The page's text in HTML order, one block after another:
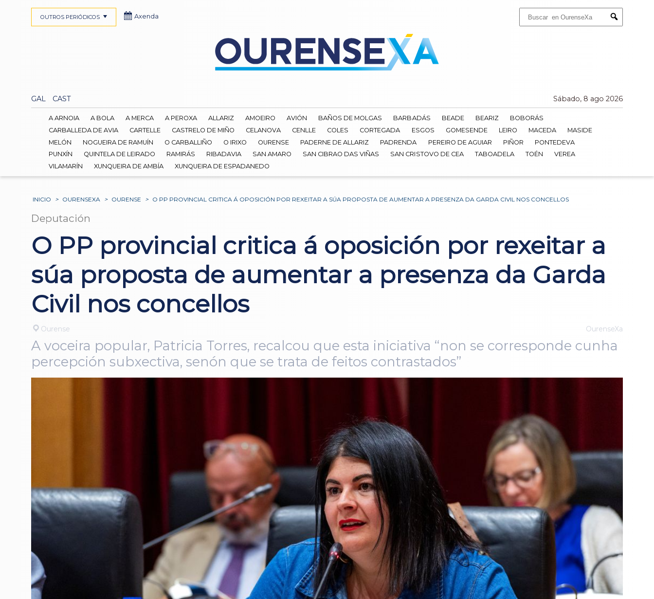
Submit
GAL CAST Sábado, 8 ago 2026
OUTROS PERIÓDICOS Axenda
A ARNOIA A BOLA A MERCA A PEROXA ALLARIZ AMOEIRO AVIÓN BAÑOS DE MOLGAS BARBADÁS BEADE BEARIZ
BOBORÁS
CARBALLEDA DE AVIA
CARTELLE CASTRELO DE MIÑO CELANOVA CENLLE COLES CORTEGADA ESGOS GOMESENDE LEIRO MACEDA
MASIDE
MELÓN
NOGUEIRA DE RAMUÍN O CARBALLIÑO O IRIXO OURENSE PADERNE DE ALLARIZ PADRENDA PEREIRO DE AGUIAR PIÑOR
PONTEDEVA
PUNXÍN
QUINTELA DE LEIRADO RAMIRÁS RIBADAVIA SAN AMARO SAN CIBRAO DAS VIÑAS SAN CRISTOVO DE CEA TABOADELA TOÉN
VEREA
VILAMARÍN
XUNQUEIRA DE AMBÍA XUNQUEIRA DE ESPADANEDO
INICIO > OURENSEXA > OURENSE > O PP PROVINCIAL CRITICA Á OPOSICIÓN POR REXEITAR A SÚA PROPOSTA DE AUMENTAR A PRESENZA DA GARDA CIVIL NOS CONCELLOS
Deputación
O PP provincial critica á oposición por rexeitar a
súa proposta de aumentar a presenza da Garda
Civil nos concellos
Ourense OurenseXa
A voceira popular, Patricia Torres, recalcou que esta iniciativa “non se corresponde cunha
percepción subxectiva, senón que se trata de feitos contrastados”